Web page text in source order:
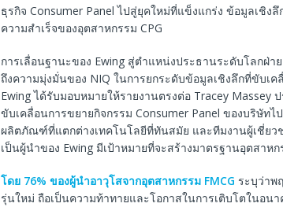
ธุรกิจ Consumer Panel ไปสู่ยุคใหม่ที่แข็งแกร่ง ข้อมูลเชิง
ความสําเร็จของอุตสาหกรรม CPG
การเลื่อนฐานะของ Ewing สู่ตําแหน่งประธานระดับโลกฝ่า
ถึงความมุ่งมั่นของ NIQ ในการยกระดับข้อมูลเชิงลึกที่ขับเ
Ewing ได้รับมอบหมายให้รายงานตรงต่อ Tracey Massey
ขับเคลื่อนการขยายกิจกรรม Consumer Panel ของบริษัท
ผลิตภัณฑ์ที่แตกต่างเทคโนโลยีที่ทันสมัย และทีมงานผู้เชี่ย
เป็นผู้นําของ Ewing มีเป้าหมายที่จะสร้างมาตรฐานอุตสาหก
โดย 76% ของผู้นําอาวุโสจากอุตสาหกรรม FMCG ระบุว่าพ
รุ่นใหม่ ถือเป็นความท้าทายและโอกาสในการเติบโตในอน